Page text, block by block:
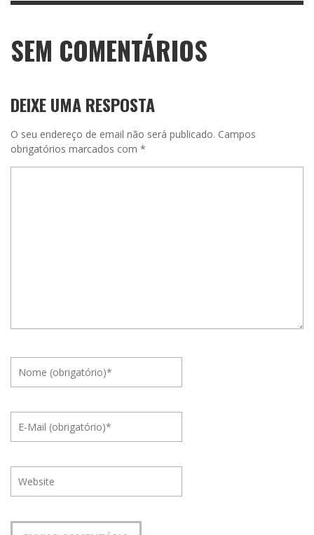
SEM COMENTÁRIOS
DEIXE UMA RESPOSTA
O seu endereço de email não será publicado. Campos
obrigatórios marcados com *